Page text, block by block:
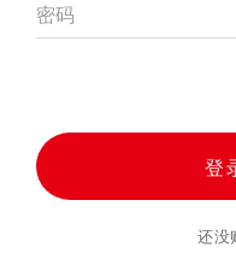
密码
登
还没